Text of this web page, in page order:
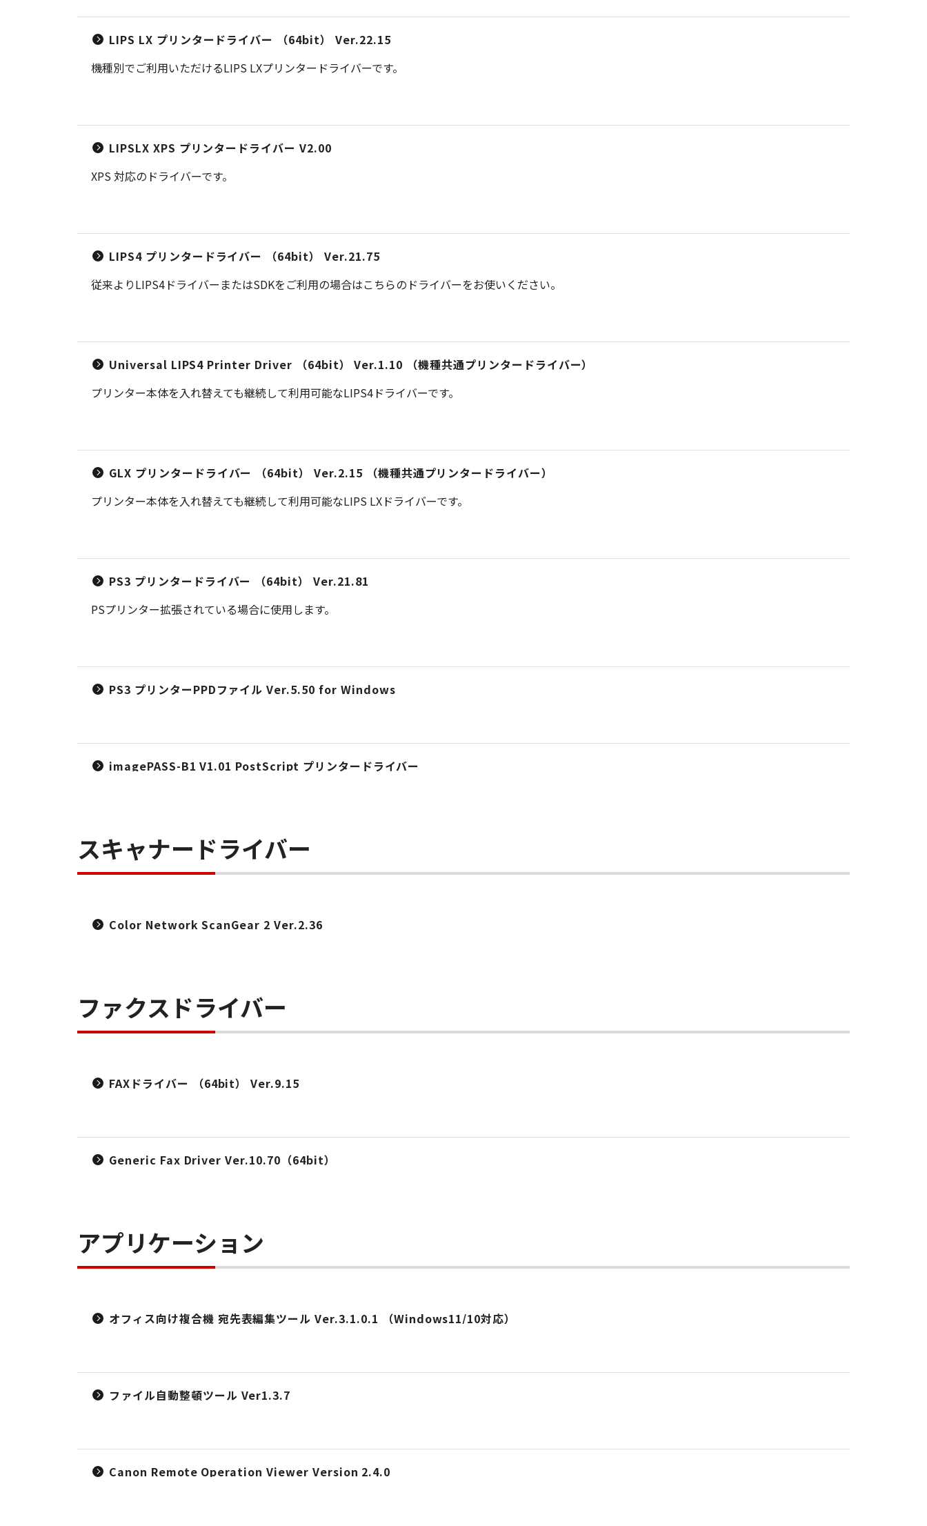
LIPS LX プリンタードライバー （64bit） Ver.22.15
機種別でご利用いただけるLIPS LXプリンタードライバーです。
LIPSLX XPS プリンタードライバー V2.00
XPS 対応のドライバーです。
LIPS4 プリンタードライバー （64bit） Ver.21.75
従来よりLIPS4ドライバーまたはSDKをご利用の場合はこちらのドライバーをお使いください。
Universal LIPS4 Printer Driver （64bit） Ver.1.10 （機種共通プリンタードライバー）
プリンター本体を入れ替えても継続して利用可能なLIPS4ドライバーです。
GLX プリンタードライバー （64bit） Ver.2.15 （機種共通プリンタードライバー）
プリンター本体を入れ替えても継続して利用可能なLIPS LXドライバーです。
PS3 プリンタードライバー （64bit） Ver.21.81
PSプリンター拡張されている場合に使用します。
PS3 プリンターPPDファイル Ver.5.50 for Windows
imagePASS-B1 V1.01 PostScript プリンタードライバー
スキャナードライバー
Color Network ScanGear 2 Ver.2.36
ファクスドライバー
FAXドライバー （64bit） Ver.9.15
Generic Fax Driver Ver.10.70（64bit）
アプリケーション
オフィス向け複合機 宛先表編集ツール Ver.3.1.0.1 （Windows11/10対応）
ファイル自動整頓ツール Ver1.3.7
Canon Remote Operation Viewer Version 2.4.0